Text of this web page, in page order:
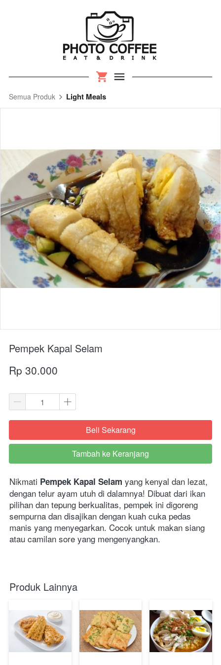
Semua Produk Light Meals
Pempek Kapal Selam
Rp 30.000
`Beli Sekarang
`
Tambah ke Keranjang
Nikmati Pempek Kapal Selam yang kenyal dan lezat,
dengan telur ayam utuh di dalamnya! Dibuat dari ikan
pilihan dan tepung berkualitas, pempek ini digoreng
sempurna dan disajikan dengan kuah cuka pedas
manis yang menyegarkan. Cocok untuk makan siang
atau camilan sore yang mengenyangkan.
Produk Lainnya